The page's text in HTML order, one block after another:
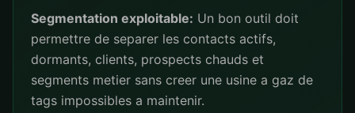
Segmentation exploitable: Un bon outil doit
permettre de separer les contacts actifs,
dormants, clients, prospects chauds et
segments metier sans creer une usine a gaz de
tags impossibles a maintenir.